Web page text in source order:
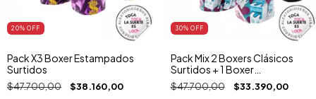
20% OFF
Pack X3 Boxer Estampados
Surtidos
$47.700,00 $38.160,00
30% OFF
Pack Mix 2 Boxers Clásicos
Surtidos + 1 Boxer
Estampados
$47.700,00 $33.390,00